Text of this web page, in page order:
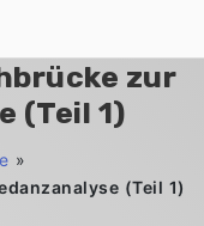
zur
(Teil 1)
»
(Teil 1)